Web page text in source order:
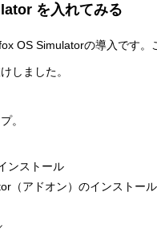
を入れてみる
OS Simulatorの導入です。
しました。
。
ンストール
（アドオン）のインストール